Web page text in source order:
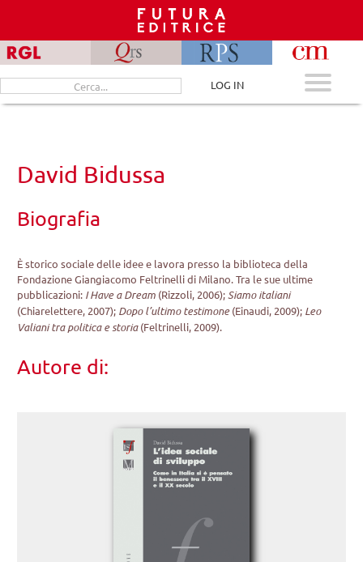
content
Cerca
per:
LOG IN
David Bidussa
Biografia
È storico sociale delle idee e lavora presso la biblioteca della
Fondazione Giangiacomo Feltrinelli di Milano. Tra le sue ultime
pubblicazioni: I Have a Dream (Rizzoli, 2006);Siamo italiani
(Chiarelettere, 2007); Dopo l’ultimo testimone(Einaudi, 2009); Leo
Valiani tra politica e storia(Feltrinelli, 2009).
Autore di: